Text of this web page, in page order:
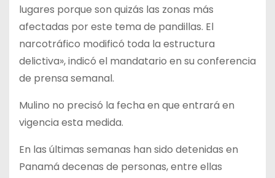
lugares porque son quizás las zonas más
afectadas por este tema de pandillas. El
narcotráfico modificó toda la estructura
delictiva», indicó el mandatario en su conferencia
de prensa semanal.
Mulino no precisó la fecha en que entrará en
vigencia esta medida.
En las últimas semanas han sido detenidas en
Panamá decenas de personas, entre ellas